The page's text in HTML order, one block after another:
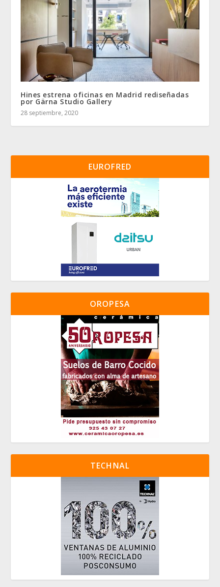
Hines estrena oficinas en Madrid rediseñadas
por Gärna Studio Gallery
28 septiembre, 2020
EUROFRED
OROPESA
TECHNAL